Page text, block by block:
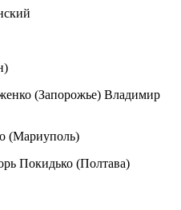
(Запорожье) Владимир
(Мариуполь)
Покидько (Полтава)